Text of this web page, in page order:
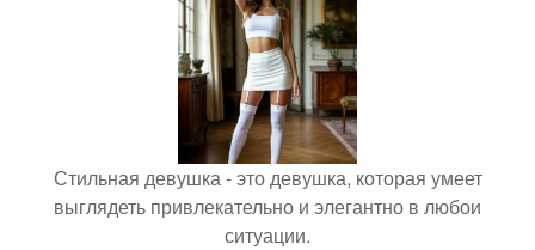
Стильная девушка - это девушка, которая умеет
выглядеть привлекательно и элегантно в любои
ситуации.